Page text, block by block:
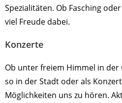
Spezialitäten. Ob Fasching
viel Freude dabei.
Konzerte
Ob unter freiem Himmel in der
so in der Stadt oder als
Möglichkeiten uns zu hören.